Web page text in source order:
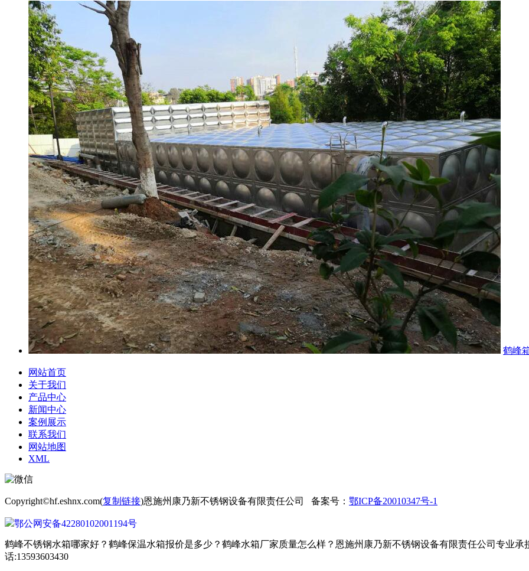
鹤峰
网站首页
关于我们
产品中心
新闻中心
案例展示
联系我们
网站地图
XML
Copyright©hf.eshnx.com(复制链接)恩施州康乃新不锈钢设备有限责任公司 备案号： 鄂ICP备20010347号-1
鄂公网安备42280102001194号
鹤峰不锈钢水箱哪家好？鹤峰保温水箱报价是多少？鹤峰水箱厂家质量怎么样？恩施州康乃新不锈钢设备有限责任公司专业
话:13593603430